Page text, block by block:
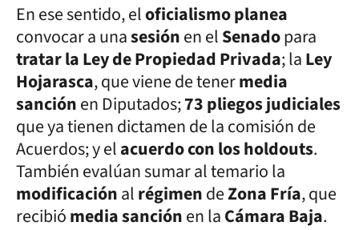
En ese sentido, eloficialismo planea
convocar a unasesiónen elSenadopara
tratar la Ley de Propiedad Privada; laLey
Hojarasca, que viene de tenermedia
sanciónen Diputados;73 pliegos judiciales
que ya tienen dictamen de la comisión de
Acuerdos; y elacuerdo con los holdouts.
También evalúan sumar al temario la
modificaciónalrégimendeZona Fría, que
recibiómedia sanciónen laCámara Baja.